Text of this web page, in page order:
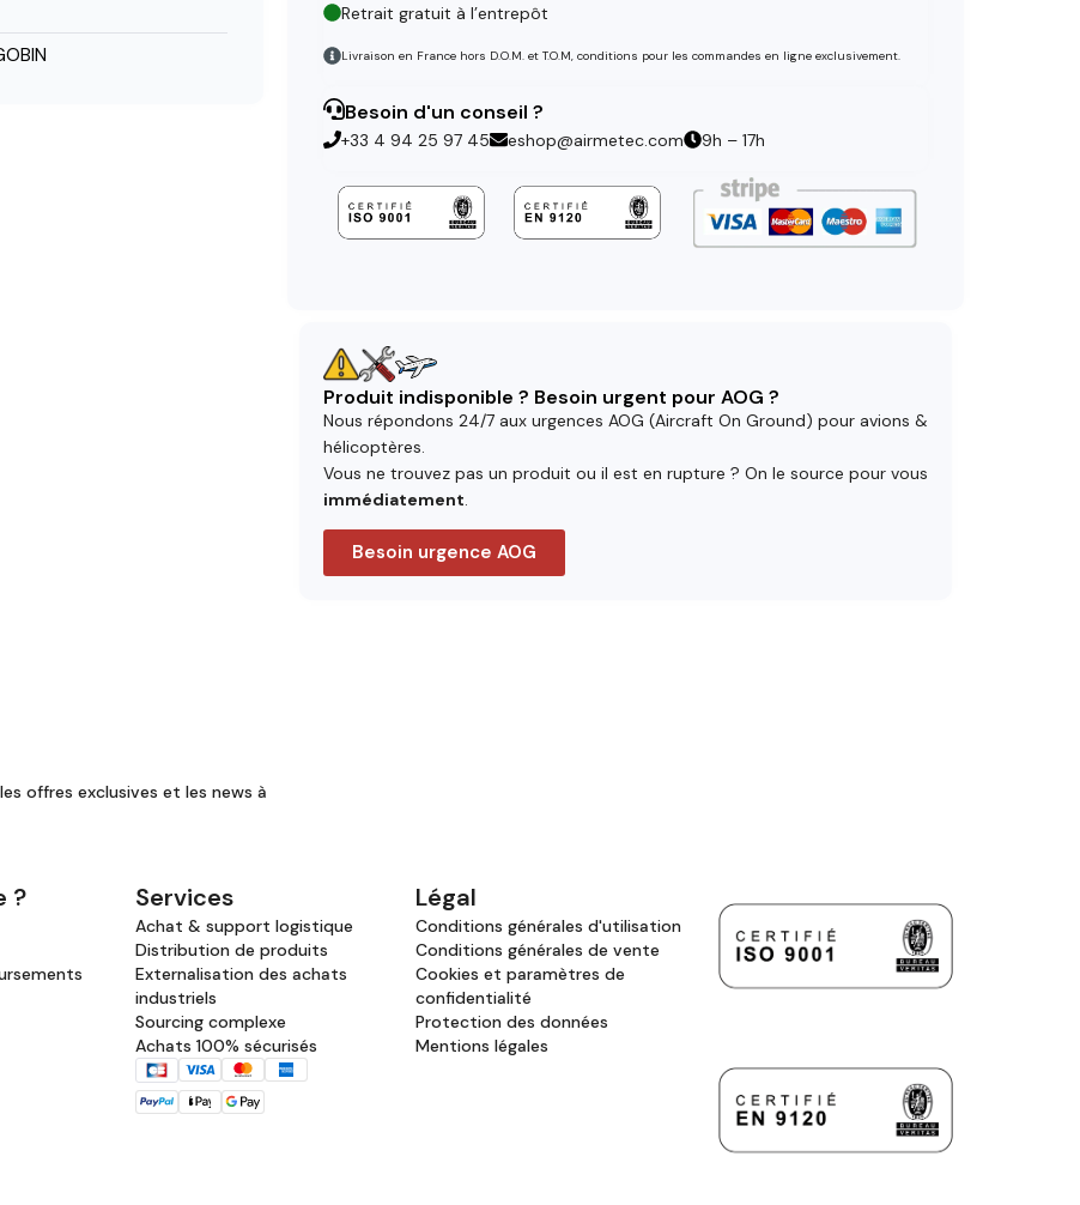
Retrait gratuit à l’entrepôt
Livraison en France hors D.O.M. et T.O.M, conditions pour les commandes en ligne exclusivement.
Besoin d'un conseil ?
+33 4 94 25 97 45 eshop@airmetec.com 9h – 17h
Produit indisponible ? Besoin urgent pour AOG ?
Nous répondons 24/7 aux urgences AOG (Aircraft On Ground) pour avions &
hélicoptères.
Vous ne trouvez pas un produit ou il est en rupture ? On le source pour vous
immédiatement.
Besoin urgence AOG
offres exclusives et les news à
? Services
Achat & support logistique
Distribution de produits
Externalisation des achats
industriels
Sourcing complexe
Achats 100% sécurisés
Légal
Conditions générales d'utilisation
Conditions générales de vente
Cookies et paramètres de
confidentialité
Protection des données
Mentions légales